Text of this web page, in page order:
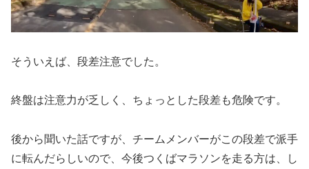
そういえば、段差注意でした。
終盤は注意力が乏しく、ちょっとした段差も危険です。
後から聞いた話ですが、チームメンバーがこの段差で派手
に転んだらしいので、今後つくばマラソンを走る方は、し